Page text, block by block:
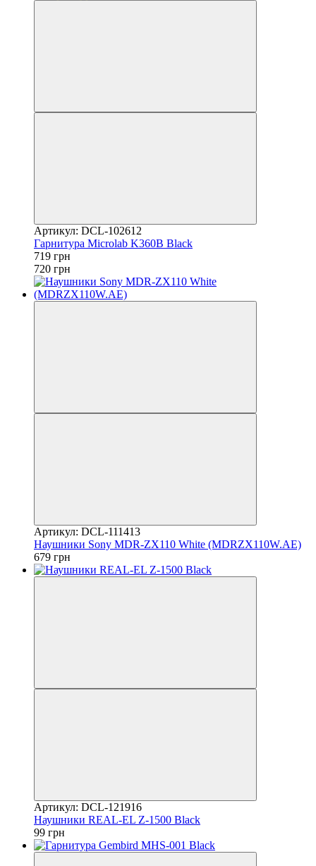
Артикул: DCL-102612
Гарнитура Microlab K360B Black
719 грн
720 грн
Артикул: DCL-111413
Наушники Sony MDR-ZX110 White (MDRZX110W.AE)
679 грн
Артикул: DCL-121916
Наушники REAL-EL Z-1500 Black
99 грн